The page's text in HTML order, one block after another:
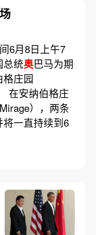
6月8日上午7
总统奥巴马为期
格庄园
在安纳伯格庄
），两条
一直持续到6